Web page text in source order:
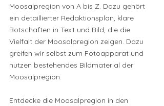
Moosalpregion von A bis Z. Dazu gehört
ein detaillierter Redaktionsplan, klare
Botschaften in Text und Bild, die die
Vielfalt der Moosalpregion zeigen. Dazu
greifen wir selbst zum Fotoapparat und
nutzen bestehendes Bildmaterial der
Moosalpregion.
Entdecke die Moosalpregion in den